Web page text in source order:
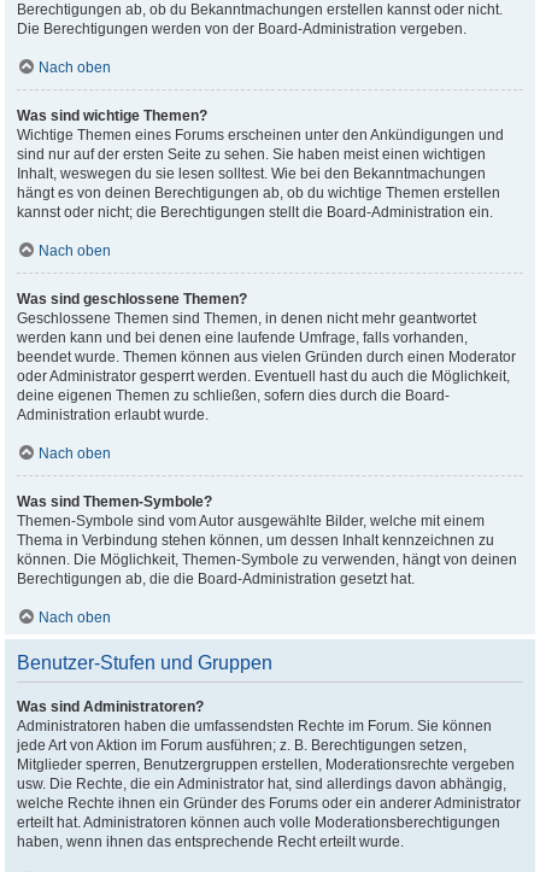
Berechtigungen ab, ob du Bekanntmachungen erstellen kannst oder nicht.
Die Berechtigungen werden von der Board-Administration vergeben.
Nach oben
Was sind wichtige Themen?
Wichtige Themen eines Forums erscheinen unter den Ankündigungen und
sind nur auf der ersten Seite zu sehen. Sie haben meist einen wichtigen
Inhalt, weswegen du sie lesen solltest. Wie bei den Bekanntmachungen
hängt es von deinen Berechtigungen ab, ob du wichtige Themen erstellen
kannst oder nicht; die Berechtigungen stellt die Board-Administration ein.
Nach oben
Was sind geschlossene Themen?
Geschlossene Themen sind Themen, in denen nicht mehr geantwortet
werden kann und bei denen eine laufende Umfrage, falls vorhanden,
beendet wurde. Themen können aus vielen Gründen durch einen Moderator
oder Administrator gesperrt werden. Eventuell hast du auch die Möglichkeit,
deine eigenen Themen zu schließen, sofern dies durch die Board-
Administration erlaubt wurde.
Nach oben
Was sind Themen-Symbole?
Themen-Symbole sind vom Autor ausgewählte Bilder, welche mit einem
Thema in Verbindung stehen können, um dessen Inhalt kennzeichnen zu
können. Die Möglichkeit, Themen-Symbole zu verwenden, hängt von deinen
Berechtigungen ab, die die Board-Administration gesetzt hat.
Nach oben
Benutzer-Stufen und Gruppen
Was sind Administratoren?
Administratoren haben die umfassendsten Rechte im Forum. Sie können
jede Art von Aktion im Forum ausführen; z. B. Berechtigungen setzen,
Mitglieder sperren, Benutzergruppen erstellen, Moderationsrechte vergeben
usw. Die Rechte, die ein Administrator hat, sind allerdings davon abhängig,
welche Rechte ihnen ein Gründer des Forums oder ein anderer Administrator
erteilt hat. Administratoren können auch volle Moderationsberechtigungen
haben, wenn ihnen das entsprechende Recht erteilt wurde.